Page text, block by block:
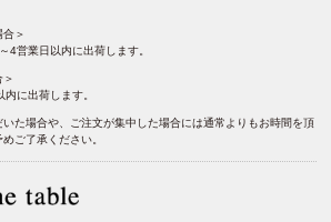
＞
4営業日以内に出荷します。
に出荷します。
いた場合や、ご注文が集中した場合には通常よりもお時間を頂
ご了承ください。